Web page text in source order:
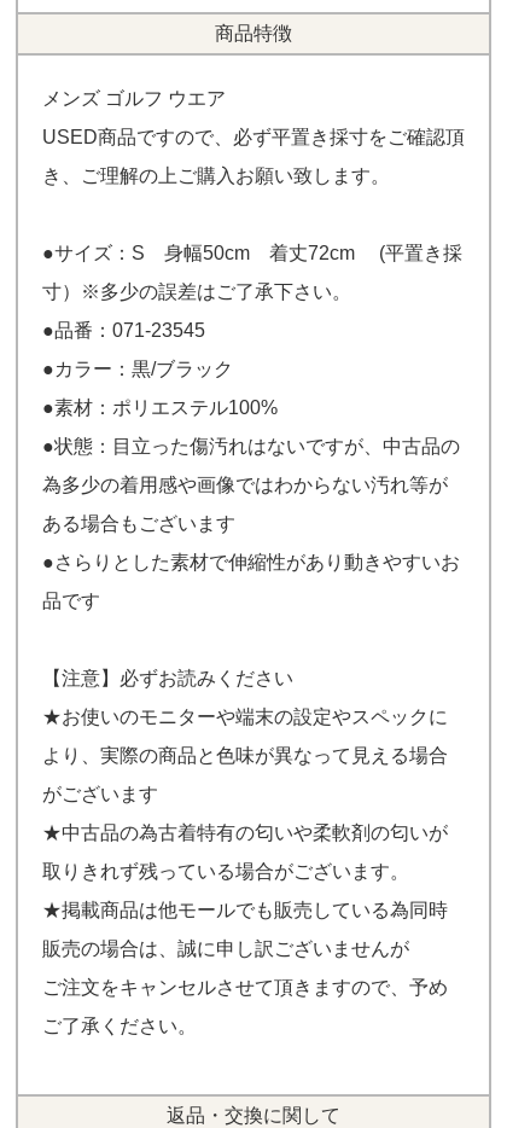
商品特徴
メンズ ゴルフ ウエア
USED商品ですので、必ず平置き採寸をご確認頂
き、ご理解の上ご購入お願い致します。
●サイズ：S 身幅50cm 着丈72cm (平置き採
寸）※多少の誤差はご了承下さい。
●品番：071-23545
●カラー：黒/ブラック
●素材：ポリエステル100%
●状態：目立った傷汚れはないですが、中古品の
為多少の着用感や画像ではわからない汚れ等が
ある場合もございます
●さらりとした素材で伸縮性があり動きやすいお
品です
【注意】必ずお読みください
★お使いのモニターや端末の設定やスペックに
より、実際の商品と色味が異なって見える場合
がございます
★中古品の為古着特有の匂いや柔軟剤の匂いが
取りきれず残っている場合がございます。
★掲載商品は他モールでも販売している為同時
販売の場合は、誠に申し訳ございませんが
ご注文をキャンセルさせて頂きますので、予め
ご了承ください。
返品・交換に関して